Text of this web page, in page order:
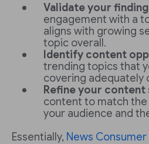
Validate your
engagement with a
aligns with growing
topic overall.
Identify content
trending topics that
covering adequately
Refine your
content to match
your audience and
Essentially, News Consumer